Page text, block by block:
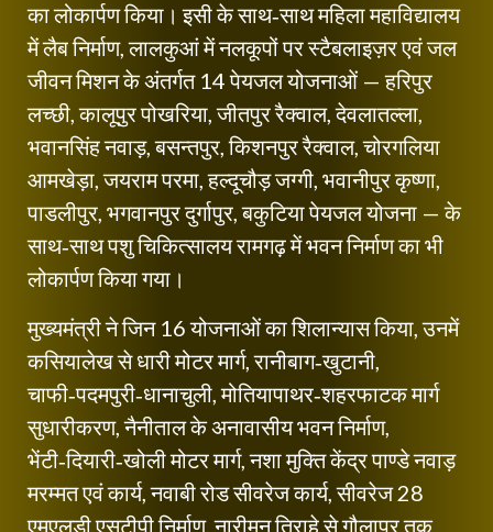
का लोकार्पण किया। इसी के साथ‑साथ महिला महाविद्यालय
में लैब निर्माण, लालकुआं में नलकूपों पर स्टैबलाइज़र एवं जल
जीवन मिशन के अंतर्गत 14 पेयजल योजनाओं — हरिपुर
लच्छी, कालूपुर पोखरिया, जीतपुर रैक्वाल, देवलातल्ला,
भवानसिंह नवाड़, बसन्तपुर, किशनपुर रैक्वाल, चोरगलिया
आमखेड़ा, जयराम परमा, हल्दूचौड़ जग्गी, भवानीपुर कृष्णा,
पाडलीपुर, भगवानपुर दुर्गापुर, बकुटिया पेयजल योजना — के
साथ‑साथ पशु चिकित्सालय रामगढ़ में भवन निर्माण का भी
लोकार्पण किया गया।
मुख्यमंत्री ने जिन 16 योजनाओं का शिलान्यास किया, उनमें
कसियालेख से धारी मोटर मार्ग, रानीबाग‑खुटानी,
चाफी‑पदमपुरी‑धानाचुली, मोतियापाथर‑शहरफाटक मार्ग
सुधारीकरण, नैनीताल के अनावासीय भवन निर्माण,
भेंटी‑दियारी‑खोली मोटर मार्ग, नशा मुक्ति केंद्र पाण्डे नवाड़
मरम्मत एवं कार्य, नवाबी रोड सीवरेज कार्य, सीवरेज 28
एमएलडी एसटीपी निर्माण, नारीमन तिराहे से गौलापुर तक